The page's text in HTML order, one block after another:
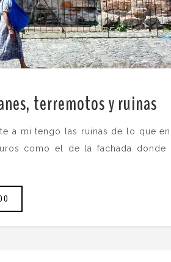
terremotos y ruinas
a mi tengo las ruinas de lo que
como el de la fachada donde